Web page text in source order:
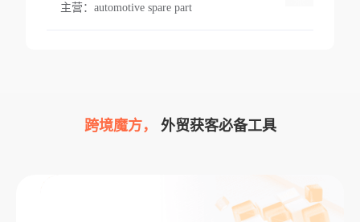
主营： automotive spare part
跨境魔方， 外贸获客必备工具